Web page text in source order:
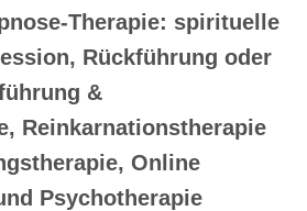
Therapie: spirituelle
Rückführung oder
&
Reinkarnationstherapie
Online
Psychotherapie